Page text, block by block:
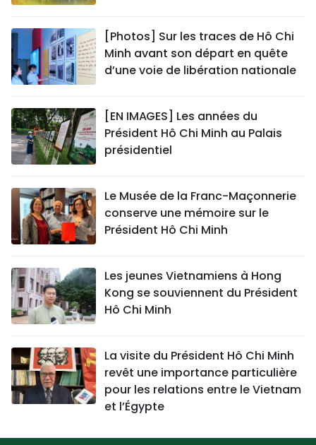
[Photos] Sur les traces de Hô Chi
Minh avant son départ en quête
d’une voie de libération nationale
[EN IMAGES] Les années du
Président Hô Chi Minh au Palais
présidentiel
Le Musée de la Franc-Maçonnerie
conserve une mémoire sur le
Président Hô Chi Minh
Les jeunes Vietnamiens à Hong
Kong se souviennent du Président
Hô Chi Minh
La visite du Président Hô Chi Minh
revêt une importance particulière
pour les relations entre le Vietnam
et l’Égypte